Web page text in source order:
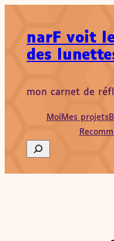
contenu
narF voit
des
mon carnet de
MoiMes projets
Search